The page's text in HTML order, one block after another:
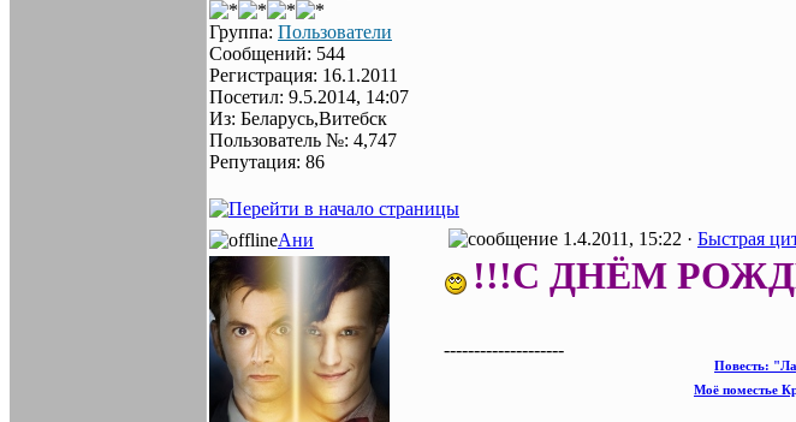
Группа: Пользователи
Сообщений: 544
Регистрация: 16.1.2011
Посетил: 9.5.2014, 14:07
Из: Беларусь,Витебск
Пользователь №: 4,747
Репутация: 86
Ани 1.4.2011, 15:22 · Быстрая
!!!С ДНЁМ
--------------------
Повесть:
Моё поместье